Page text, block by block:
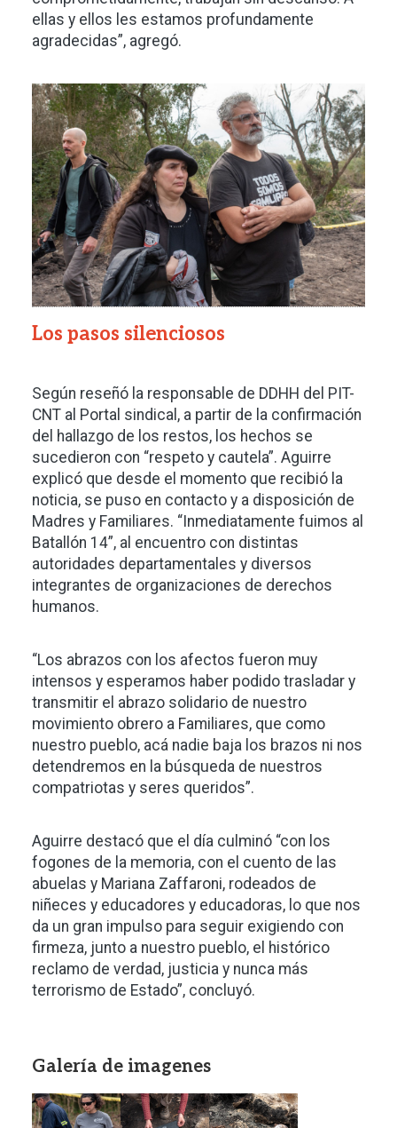
ellas y ellos les estamos profundamente
agradecidas”, agregó.
Imagen
Los pasos silenciosos
Según reseñó la responsable de DDHH del PIT-
CNT al Portal sindical, a partir de la confirmación
del hallazgo de los restos, los hechos se
sucedieron con “respeto y cautela”. Aguirre
explicó que desde el momento que recibió la
noticia, se puso en contacto y a disposición de
Madres y Familiares. “Inmediatamente fuimos al
Batallón 14”, al encuentro con distintas
autoridades departamentales y diversos
integrantes de organizaciones de derechos
humanos.
“Los abrazos con los afectos fueron muy
intensos y esperamos haber podido trasladar y
transmitir el abrazo solidario de nuestro
movimiento obrero a Familiares, que como
nuestro pueblo, acá nadie baja los brazos ni nos
detendremos en la búsqueda de nuestros
compatriotas y seres queridos”.
Aguirre destacó que el día culminó “con los
fogones de la memoria, con el cuento de las
abuelas y Mariana Zaffaroni, rodeados de
niñeces y educadores y educadoras, lo que nos
da un gran impulso para seguir exigiendo con
firmeza, junto a nuestro pueblo, el histórico
reclamo de verdad, justicia y nunca más
terrorismo de Estado”, concluyó.
Galería de imagenes
Imagen
Imagen Imagen